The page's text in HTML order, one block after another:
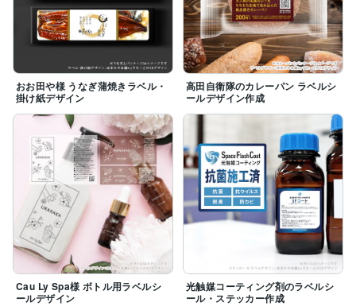
おお田や様 うなぎ蒲焼きラベル・
掛け紙デザイン
高田自衛隊のカレーパン ラベルシ
ールデザイン作成
Cau Ly Spa様 ボトル用ラベルシ
ールデザイン
光触媒コーティング剤のラベルシ
ール・ステッカー作成